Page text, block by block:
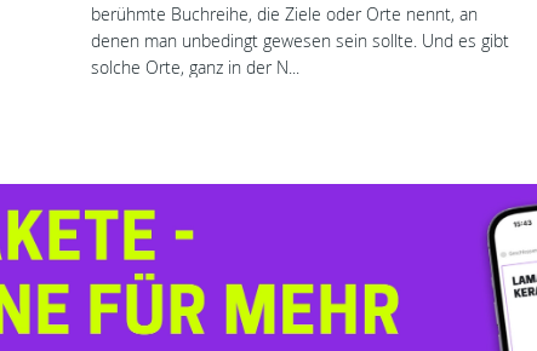
berühmte Buchreihe, die Ziele oder Orte nennt, an
denen man unbedingt gewesen sein sollte. Und es gibt
solche Orte, ganz in der N...